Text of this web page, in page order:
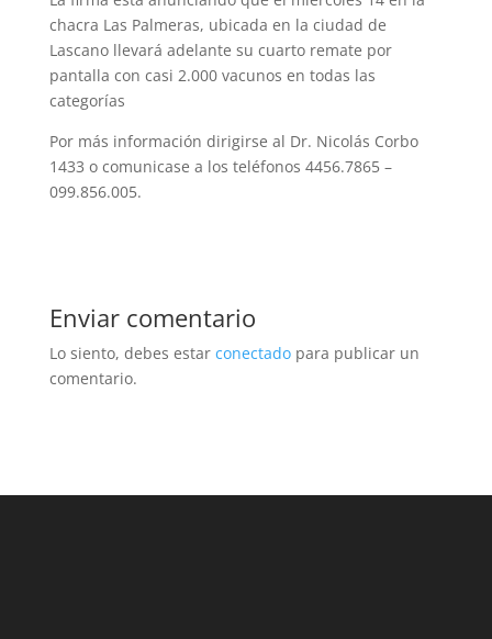
chacra Las Palmeras, ubicada en la ciudad de
Lascano llevará adelante su cuarto remate por
pantalla con casi 2.000 vacunos en todas las
categorías
Por más información dirigirse al Dr. Nicolás Corbo
1433 o comunicase a los teléfonos 4456.7865 –
099.856.005.
Enviar comentario
Lo siento, debes estar conectadopara publicar un
comentario.